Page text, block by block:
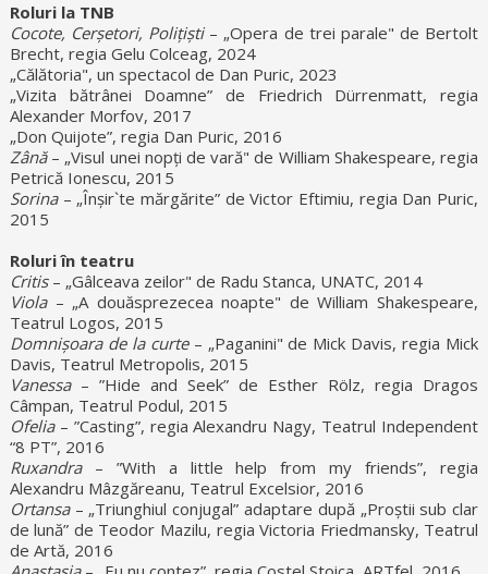
Roluri la TNB
Cocote, Cerșetori, Polițiști– „Opera de trei parale" de Bertolt
Brecht, regia Gelu Colceag, 2024
„Călătoria", un spectacol de Dan Puric, 2023
„Vizita bătrânei Doamne” de Friedrich Dürrenmatt, regia
Alexander Morfov, 2017
„Don Quijote”, regia Dan Puric, 2016
Zână– „Visul unei nopți de vară" de William Shakespeare, regia
Petrică Ionescu, 2015
Sorina– „Înșir`te mărgărite” de Victor Eftimiu, regia Dan Puric,
2015
Roluri în teatru
Critis– „Gâlceava zeilor" de Radu Stanca, UNATC, 2014
Viola– „A douăsprezecea noapte" de William Shakespeare,
Teatrul Logos, 2015
Domnișoara de la curte– „Paganini" de Mick Davis, regia Mick
Davis, Teatrul Metropolis, 2015
Vanessa– ”Hide and Seek” de Esther Rölz, regia Dragos
Câmpan, Teatrul Podul, 2015
Ofelia– ”Casting”, regia Alexandru Nagy, Teatrul Independent
“8 PT”, 2016
Ruxandra– ”With a little help from my friends”, regia
Alexandru Mâzgăreanu, Teatrul Excelsior, 2016
Ortansa– „Triunghiul conjugal” adaptare după „Proștii sub clar
de lună” de Teodor Mazilu, regia Victoria Friedmansky, Teatrul
de Artă, 2016